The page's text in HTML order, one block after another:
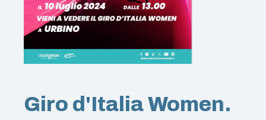
Giro d'Italia Women.